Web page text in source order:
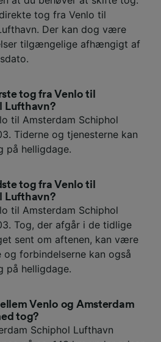
tog fra Venlo til
Der kan dog være
tilgængelige afhængigt af
tog fra Venlo til
Lufthavn?
til Amsterdam Schiphol
Tiderne og tjenesterne kan
på helligdage.
tog fra Venlo til
Lufthavn?
til Amsterdam Schiphol
Tog, der afgår i de tidlige
sent om aftenen, kan være
forbindelserne kan også
på helligdage.
Venlo og Amsterdam
tog?
Schiphol Lufthavn